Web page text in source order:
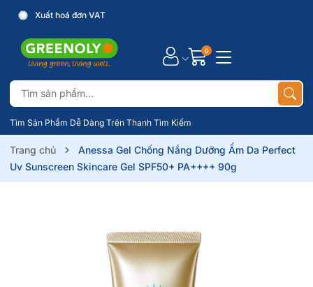
Xuất hoá đơn VAT
Tìm Sản Phẩm Dễ Dàng Trên Thanh Tìm Kiếm
0
Trang chủ
Anessa Gel Chống Nắng Dưỡng Ẩm Da Perfect
Uv Sunscreen Skincare Gel SPF50+ PA++++ 90g